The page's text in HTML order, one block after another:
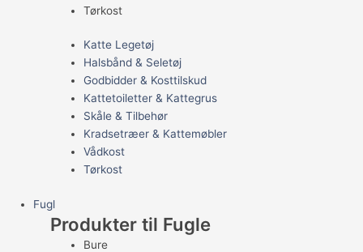
Tørkost
Katte Legetøj
Halsbånd & Seletøj
Godbidder & Kosttilskud
Kattetoiletter & Kattegrus
Skåle & Tilbehør
Kradsetræer & Kattemøbler
Vådkost
Tørkost
Fugl
Produkter til Fugle
Bure